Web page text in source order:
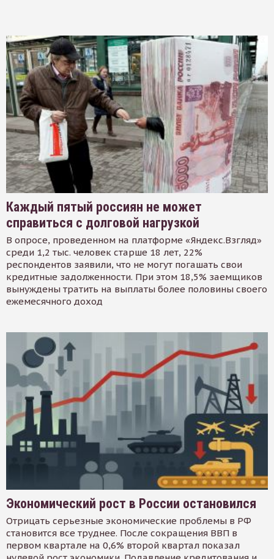
Каждый пятый россиян не может
справиться с долговой нагрузкой
В опросе, проведенном на платформе «Яндекс.Взгляд»
среди 1,2 тыс. человек старше 18 лет, 22%
респондентов заявили, что не могут погашать свои
кредитные задолженности. При этом 18,5% заемщиков
вынуждены тратить на выплаты более половины своего
ежемесячного доход
Экономический рост в России остановился
Отрицать серьезные экономические проблемы в РФ
становится все труднее. После сокращения ВВП в
первом квартале на 0,6% второй квартал показал